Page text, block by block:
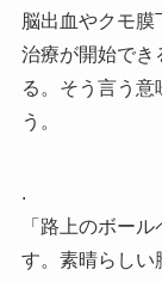
脳出血やクモ
治療が開始でき
る。そう言う
う。
.
「路上のボー
す。素晴らしい